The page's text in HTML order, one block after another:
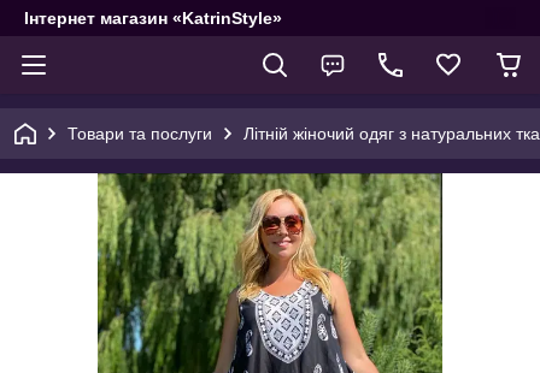
Інтернет магазин «KatrinStyle»
Товари та послуги Літній жіночий одяг з натуральних